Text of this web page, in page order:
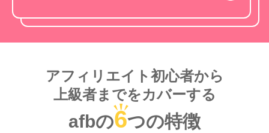
アフィリエイト初心者から
上級者までをカバーする
afbの6つの特徴